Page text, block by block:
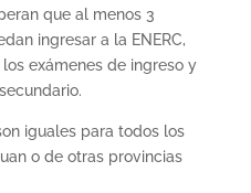
que al menos 3
ingresar a la ENERC,
exámenes de ingreso y
iguales para todos los
o de otras provincias